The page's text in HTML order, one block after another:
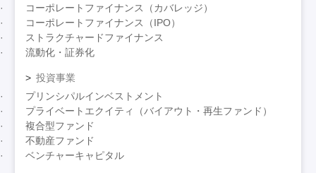
コーポレートファイナンス（カバレッジ）
コーポレートファイナンス（IPO）
ストラクチャードファイナンス
流動化・証券化
投資事業
プリンシパルインベストメント
プライベートエクイティ（バイアウト・再生ファンド）
複合型ファンド
不動産ファンド
ベンチャーキャピタル